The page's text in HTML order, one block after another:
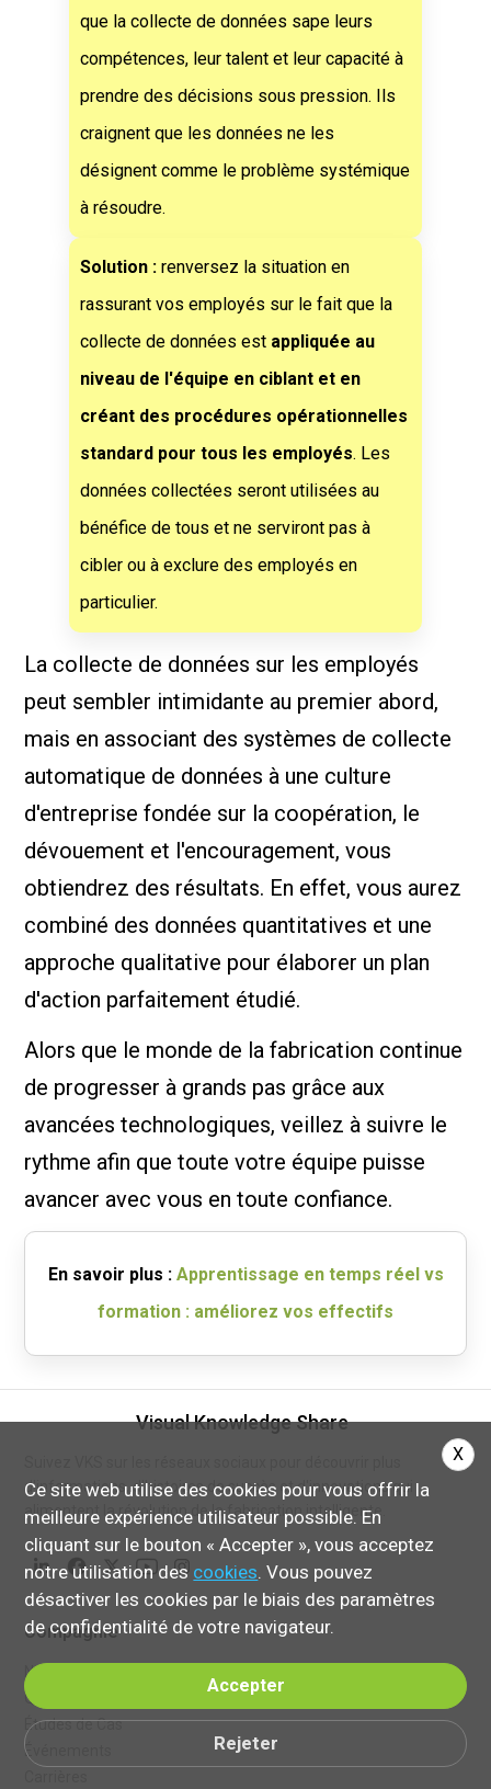
que la collecte de données sape leurs
compétences, leur talent et leur capacité à
prendre des décisions sous pression. Ils
craignent que les données ne les
désignent comme le problème systémique
à résoudre.
Solution :renversez la situation en
rassurant vos employés sur le fait que la
collecte de données est appliquée au
niveau de l'équipe en ciblant et en
créant des procédures opérationnelles
standard pour tous les employés. Les
données collectées seront utilisées au
bénéfice de tous et ne serviront pas à
cibler ou à exclure des employés en
particulier.
La collecte de données sur les employés
peut sembler intimidante au premier abord,
mais en associant des systèmes de collecte
automatique de données à une culture
d'entreprise fondée sur la coopération, le
dévouement et l'encouragement, vous
obtiendrez des résultats. En effet, vous aurez
combiné des données quantitatives et une
approche qualitative pour élaborer un plan
d'action parfaitement étudié.
Alors que le monde de la fabrication continue
de progresser à grands pas grâce aux
avancées technologiques, veillez à suivre le
rythme afin que toute votre équipe puisse
avancer avec vous en toute confiance.
En savoir plus : Apprentissage en temps réel vs
formation : améliorez vos effectifs
Ce site web utilise des cookies pour vous offrir la
meilleure expérience utilisateur possible. En
cliquant sur le bouton « Accepter », vous acceptez
notre utilisation des cookies. Vous pouvez
désactiver les cookies par le biais des paramètres
de confidentialité de votre navigateur.
Accepter
Rejeter
X
Visual Knowledge Share
d'informations, d'histoires de succès et d'innovations qui
alimentent la révolution de la fabrication intelligente.
Compagnie
Nous Joindre
Qui Sommes-Nous?
Études de Cas
Événements